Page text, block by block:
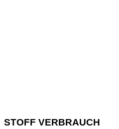
STOFF VERBRAUCH